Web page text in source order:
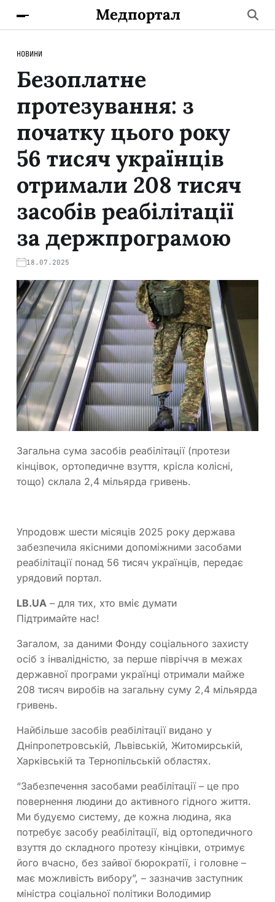
Медпортал
НОВИНИ
Безоплатне
протезування: з
початку цього року
56 тисяч українців
отримали 208 тисяч
засобів реабілітації
за держпрограмою
18.07.2025
Загальна сума засобів реабілітації (протези
кінцівок, ортопедичне взуття, крісла колісні,
тощо) склала 2,4 мільярда гривень.
Упродовж шести місяців 2025 року держава
забезпечила якісними допоміжними засобами
реабілітації понад 56 тисяч українців, передає
урядовий портал.
LB.UA – для тих, хто вміє думати
Підтримайте нас!
Загалом, за даними Фонду соціального захисту
осіб з інвалідністю, за перше півріччя в межах
державної програми українці отримали майже
208 тисяч виробів на загальну суму 2,4 мільярда
гривень.
Найбільше засобів реабілітації видано у
Дніпропетровській, Львівській, Житомирській,
Харківській та Тернопільській областях.
“Забезпечення засобами реабілітації – це про
повернення людини до активного гідного життя.
Ми будуємо систему, де кожна людина, яка
потребує засобу реабілітації, від ортопедичного
взуття до складного протезу кінцівки, отримує
його вчасно, без зайвої бюрократії, і головне –
має можливість вибору”, – зазначив заступник
міністра соціальної політики Володимир